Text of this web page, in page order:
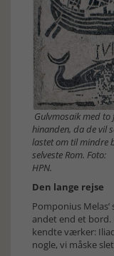
Gulvmosaik med
hinanden, da de vil
lastet om til mindre
selveste Rom. Foto:
HPN.
Den lange rejse
Pomponius
andet end et bord.
kendte værker:
nogle, vi måske